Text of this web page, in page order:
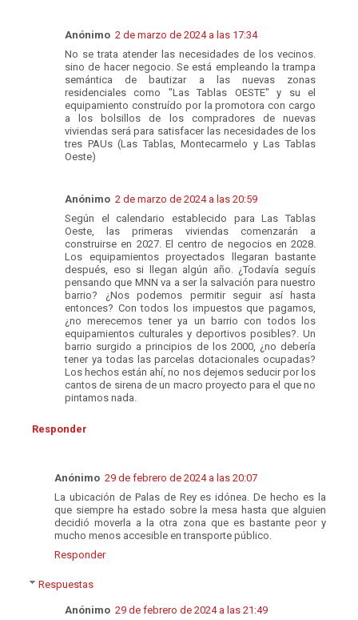
Anónimo 2 de marzo de 2024 a las 17:34
No se trata atender las necesidades de los vecinos.
sino de hacer negocio. Se está empleando la trampa
semántica de bautizar a las nuevas zonas
residenciales como "Las Tablas OESTE" y su el
equipamiento construído por la promotora con cargo
a los bolsillos de los compradores de nuevas
viviendas será para satisfacer las necesidades de los
tres PAUs (Las Tablas, Montecarmelo y Las Tablas
Oeste)
Anónimo 2 de marzo de 2024 a las 20:59
Según el calendario establecido para Las Tablas
Oeste, las primeras viviendas comenzarán a
construirse en 2027. El centro de negocios en 2028.
Los equipamientos proyectados llegaran bastante
después, eso si llegan algún año. ¿Todavía seguís
pensando que MNN va a ser la salvación para nuestro
barrio? ¿Nos podemos permitir seguir así hasta
entonces? Con todos los impuestos que pagamos,
¿no merecemos tener ya un barrio con todos los
equipamientos culturales y deportivos posibles?. Un
barrio surgido a principios de los 2000, ¿no debería
tener ya todas las parcelas dotacionales ocupadas?
Los hechos están ahí, no nos dejemos seducir por los
cantos de sirena de un macro proyecto para el que no
pintamos nada.
Responder
Anónimo 29 de febrero de 2024 a las 20:07
La ubicación de Palas de Rey es idónea. De hecho es la
que siempre ha estado sobre la mesa hasta que alguien
decidió moverla a la otra zona que es bastante peor y
mucho menos accesible en transporte público.
Responder
Respuestas
Anónimo 29 de febrero de 2024 a las 21:49